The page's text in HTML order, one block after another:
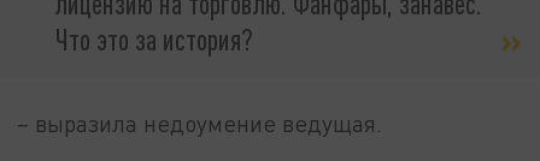
Что это за история?
– выразила недоумение ведущая.